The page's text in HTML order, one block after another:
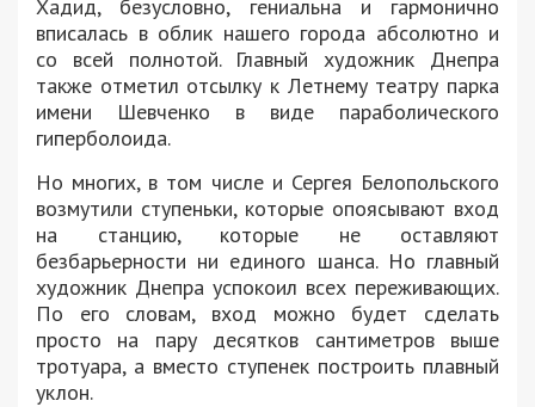
Хадид, безусловно, гениальна и гармонично
вписалась в облик нашего города абсолютно и
со всей полнотой. Главный художник Днепра
также отметил отсылку к Летнему театру парка
имени Шевченко в виде параболического
гиперболоида.
Но многих, в том числе и Сергея Белопольского
возмутили ступеньки, которые опоясывают вход
на станцию, которые не оставляют
безбарьерности ни единого шанса. Но главный
художник Днепра успокоил всех переживающих.
По его словам, вход можно будет сделать
просто на пару десятков сантиметров выше
тротуара, а вместо ступенек построить плавный
уклон.